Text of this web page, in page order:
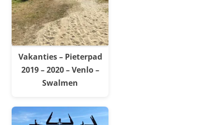
Vakanties – Pieterpad
2019 – 2020 – Venlo –
Swalmen